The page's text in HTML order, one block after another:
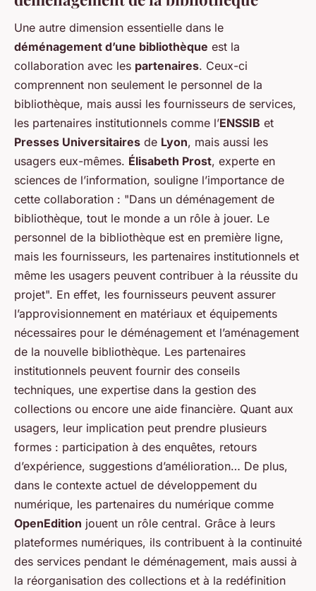
Une autre dimension essentielle dans le
déménagement d’une bibliothèque est la
collaboration avec les partenaires. Ceux-ci
comprennent non seulement le personnel de la
bibliothèque, mais aussi les fournisseurs de services,
les partenaires institutionnels comme l’ENSSIB et
Presses Universitaires de Lyon, mais aussi les
usagers eux-mêmes. Élisabeth Prost, experte en
sciences de l’information, souligne l’importance de
cette collaboration : "Dans un déménagement de
bibliothèque, tout le monde a un rôle à jouer. Le
personnel de la bibliothèque est en première ligne,
mais les fournisseurs, les partenaires institutionnels et
même les usagers peuvent contribuer à la réussite du
projet". En effet, les fournisseurs peuvent assurer
l’approvisionnement en matériaux et équipements
nécessaires pour le déménagement et l’aménagement
de la nouvelle bibliothèque. Les partenaires
institutionnels peuvent fournir des conseils
techniques, une expertise dans la gestion des
collections ou encore une aide financière. Quant aux
usagers, leur implication peut prendre plusieurs
formes : participation à des enquêtes, retours
d’expérience, suggestions d’amélioration… De plus,
dans le contexte actuel de développement du
numérique, les partenaires du numérique comme
OpenEdition jouent un rôle central. Grâce à leurs
plateformes numériques, ils contribuent à la continuité
des services pendant le déménagement, mais aussi à
la réorganisation des collections et à la redéfinition